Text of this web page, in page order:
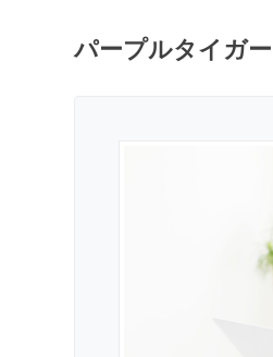
パープルタイガ